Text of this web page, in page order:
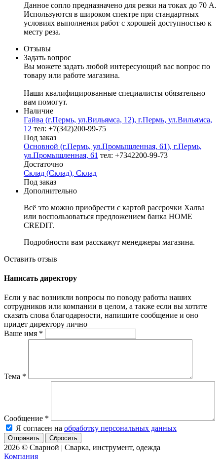
Данное сопло предназначено для резки на токах до 70 А.
Используются в широком спектре при стандартных
условиях выполнения работ с хорошей доступностью к
месту реза.
Отзывы
Задать вопрос
Вы можете задать любой интересующий вас вопрос по
товару или работе магазина.
Наши квалифицированные специалисты обязательно
вам помогут.
Наличие
Гайва (г.Пермь, ул.Вильямса, 12), г.Пермь, ул.Вильямса,
12 тел: +7(342)200-99-75
Под заказ
Основной (г.Пермь, ул.Промышленная, 61), г.Пермь,
ул.Промышленная, 61 тел: +7342200-99-73
Достаточно
Склад (Склад), Склад
Под заказ
Дополнительно
Всё это можно приобрести с картой рассрочки Халва
или воспользоваться предложением банка HOME
CREDIT.
Подробности вам расскажут менеджеры магазина.
Оставить отзыв
Написать директору
Если у вас возникли вопросы по поводу работы наших
сотрудников или компании в целом, а также если вы хотите
сказать слова благодарности, напишите сообщение и оно
придет директору лично
Ваше имя *
Тема *
Сообщение *
Я согласен на обработку персональных данных
Сбросить
2026 © Сварной | Сварка, инструмент, одежда
Компания